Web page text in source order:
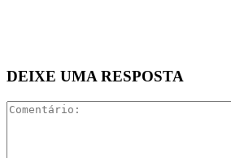
DEIXE UMA RESPOSTA